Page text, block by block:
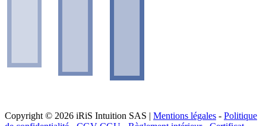
Copyright © 2026 iRiS Intuition SAS | Mentions légales - Politique